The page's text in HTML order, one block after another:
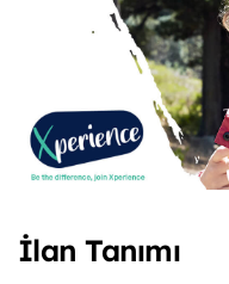
İlan Tanımı